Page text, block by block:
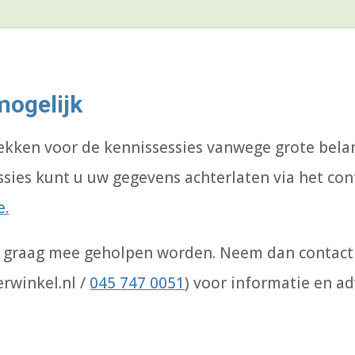
voor de kennissessies vanwege grote
kunt u uw gegevens achterlaten via het
mee geholpen worden. Neem dan
/ 045 747 0051) voor informatie en